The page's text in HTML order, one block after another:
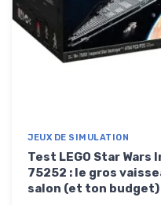
JEUX DE SIMULATION
Test LEGO Star
75252 : le gros
salon (et ton budget)